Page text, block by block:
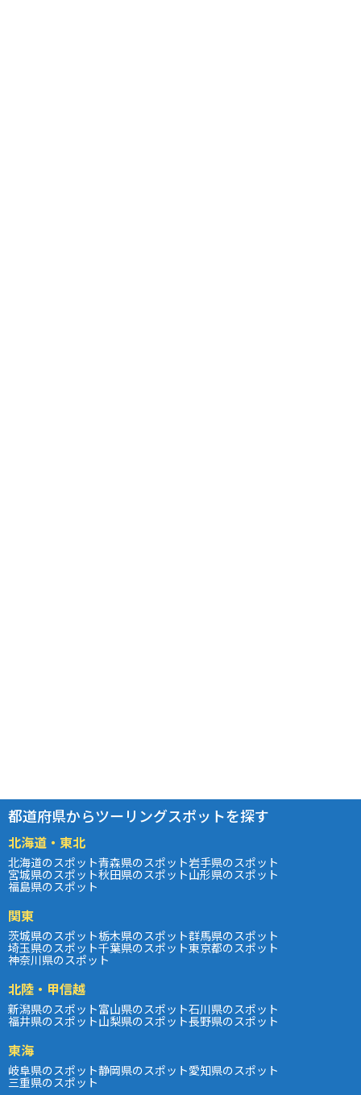
都道府県からツーリングスポットを探す
北海道・東北
北海道のスポット青森県のスポット岩手県のスポット
宮城県のスポット秋田県のスポット山形県のスポット
福島県のスポット
関東
茨城県のスポット栃木県のスポット群馬県のスポット
埼玉県のスポット千葉県のスポット東京都のスポット
神奈川県のスポット
北陸・甲信越
新潟県のスポット富山県のスポット石川県のスポット
福井県のスポット山梨県のスポット長野県のスポット
東海
岐阜県のスポット静岡県のスポット愛知県のスポット
三重県のスポット